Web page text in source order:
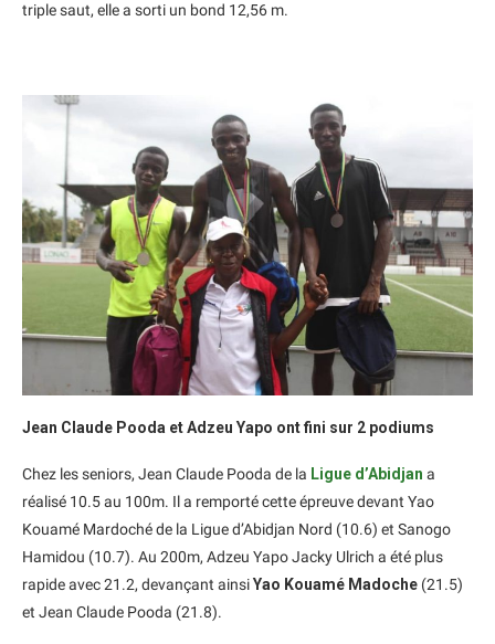
triple saut, elle a sorti un bond 12,56 m.
Jean Claude Pooda et Adzeu Yapo ont fini sur 2 podiums
Chez les seniors, Jean Claude Pooda de la Ligue d’Abidjan a
réalisé 10.5 au 100m. Il a remporté cette épreuve devant Yao
Kouamé Mardoché de la Ligue d’Abidjan Nord (10.6) et Sanogo
Hamidou (10.7). Au 200m, Adzeu Yapo Jacky Ulrich a été plus
rapide avec 21.2, devançant ainsiYao Kouamé Madoche (21.5)
et Jean Claude Pooda (21.8).